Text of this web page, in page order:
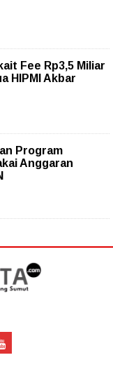
Fee Rp3,5 Miliar
HIPMI Akbar
Program
Anggaran